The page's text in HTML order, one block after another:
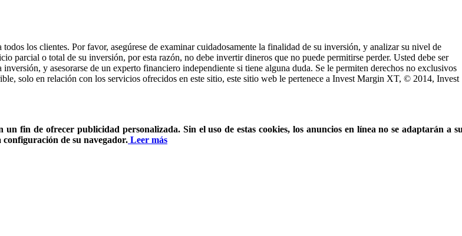
los clientes. Por favor, asegúrese de examinar cuidadosamente la finalidad de su inversión, y analizar su nivel de
parcial o total de su inversión, por esta razón, no debe invertir dineros que no puede permitirse perder. Usted debe ser
y asesorarse de un experto financiero independiente si tiene alguna duda. Se le permiten derechos no exclusivos
solo en relación con los servicios ofrecidos en este sitio, este sitio web le pertenece a Invest Margin XT, © 2014, Invest
fin de ofrecer publicidad personalizada. Sin el uso de estas cookies, los anuncios en línea no se adaptarán a
configuración de su navegador. Leer más